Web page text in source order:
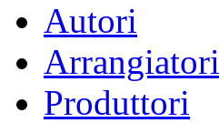
Autori
Arrangiatori
Produttori